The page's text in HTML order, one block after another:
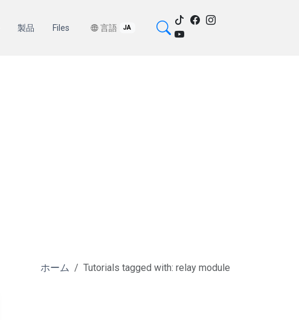
製品 Files 言語 JA
ホーム Tutorials tagged with: relay module